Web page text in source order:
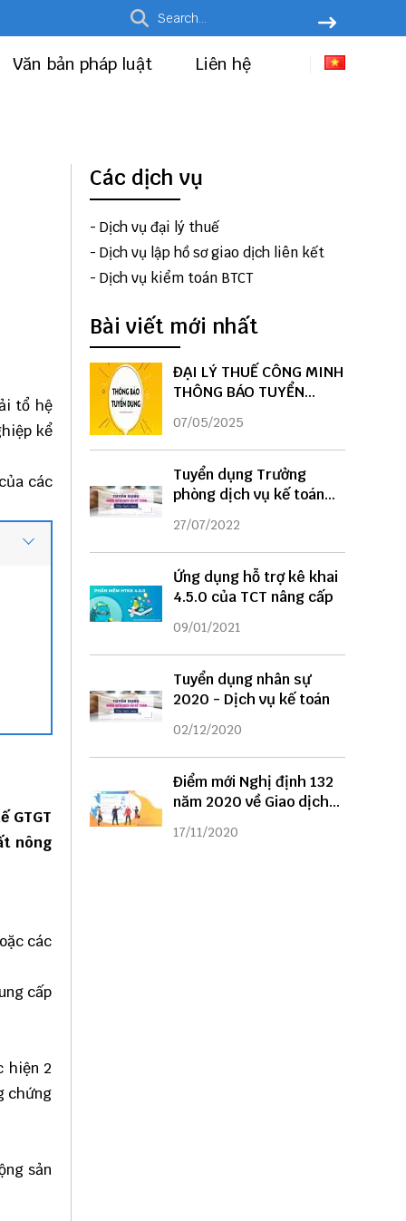
Văn bản pháp luật Liên hệ
tổ hệ
kể
các
GTGT
nông
các
cấp
hiện 2
chứng
sản
Các dịch vụ
- Dịch vụ đại lý thuế
- Dịch vụ lập hồ sơ giao dịch liên kết
- Dịch vụ kiểm toán BTCT
Bài viết mới nhất
ĐẠI LÝ THUẾ CÔNG MINH
THÔNG BÁO TUYỂN
DỤNG
07/05/2025
Tuyển dụng Trưởng
phòng dịch vụ kế toán
năm 2022
27/07/2022
Ứng dụng hỗ trợ kê khai
4.5.0 của TCT nâng cấp
09/01/2021
Tuyển dụng nhân sự
2020 - Dịch vụ kế toán
02/12/2020
Điểm mới Nghị định 132
năm 2020 về Giao dịch
liên kết
17/11/2020